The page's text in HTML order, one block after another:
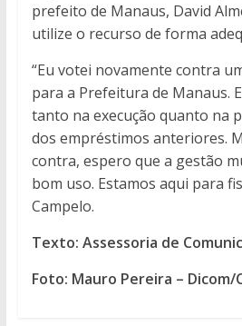
prefeito de Manaus, David
utilize o recurso de forma
“Eu votei novamente contra
para a Prefeitura de Manaus.
tanto na execução quanto na
dos empréstimos anteriores.
contra, espero que a gestão
bom uso. Estamos aqui para
Campelo.
Texto: Assessoria de
Foto: Mauro Pereira – Dicom/